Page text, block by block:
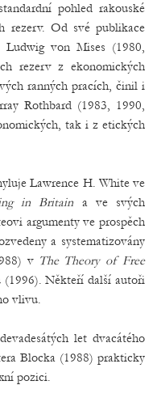
pohled rakouské
rezerv. Od své publikace
von Mises (1980,
rezerv z ekonomických
ranných pracích, činil i
Rothbard (1983, 1990,
tak i z etických
Lawrence H. White ve
in Britain a ve svých
argumenty ve prospěch
a systematizovány
v The Theory of Free
Někteří další autoři
vlivu.
let dvacátého
Blocka (1988) prakticky
pozici.